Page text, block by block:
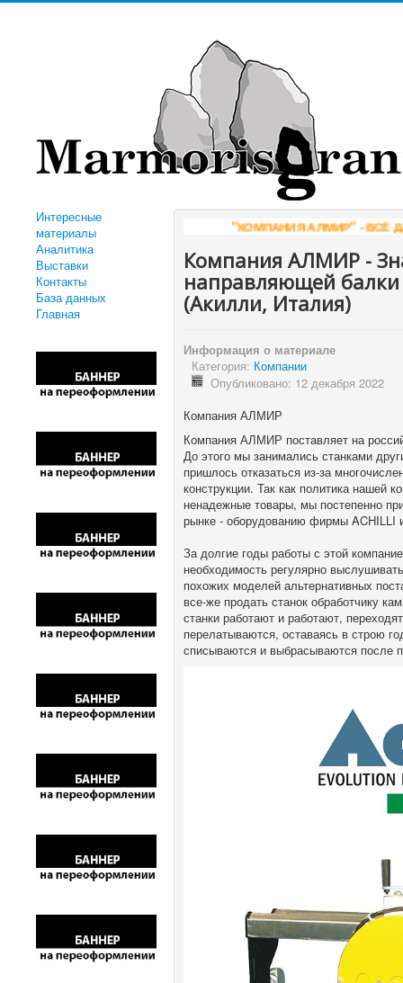
Интересные
материалы
Аналитика
Выставки
Контакты
База данных
Главная
"КОМПАНИЯ АЛМИР" - ВСЁ ДЛЯ
Компания АЛМИР -
направляющей балки
(Акилли, Италия)
Информация о материале
Категория: Компании
Опубликовано: 12 декабря 2022
Компания АЛМИР
Компания АЛМИР поставляет на
До этого мы занимались станками
пришлось отказаться из-за
конструкции. Так как политика нашей
ненадежные товары, мы постепенно
рынке - оборудованию фирмы ACHILLI
За долгие годы работы с этой
необходимость регулярно
похожих моделей альтернативных
все-же продать станок обработчику
станки работают и работают,
перелатываются, оставаясь в строю
списываются и выбрасываются после